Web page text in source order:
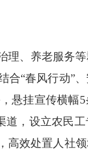
理、养老服务
合“春风行动”
悬挂宣传横幅
，设立农民
高效处置人社